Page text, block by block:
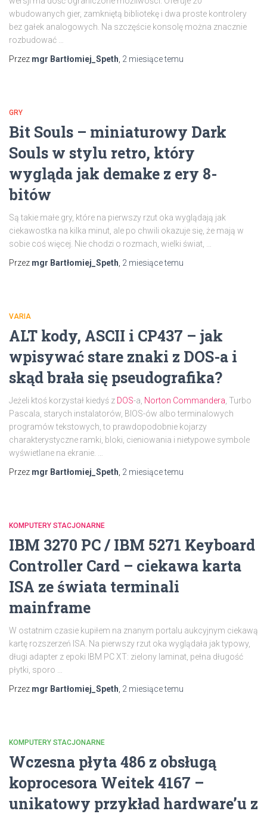
wbudowanych gier, zamkniętą bibliotekę i dwa proste kontrolery
bez gałek analogowych. Na szczęście konsolę można znacznie
rozbudować
Przez mgr Bartłomiej_Speth 2 miesiącetemu
GRY
Bit Souls – miniaturowy Dark
Souls w stylu retro, który
wygląda jak demake z ery 8-
bitów
Są takie małe gry, które na pierwszy rzut oka wyglądają jak
ciekawostka na kilka minut, ale po chwili okazuje się, że mają w
sobie coś więcej. Nie chodzi o rozmach, wielki świat,
Przez mgr Bartłomiej_Speth 2 miesiącetemu
VARIA
ALT kody, ASCII i CP437 – jak
wpisywać stare znaki z DOS-a i
skąd brała się pseudografika?
Jeżeli ktoś korzystał kiedyś z DOS-a, Norton Commandera , Turbo
Pascala, starych instalatorów, BIOS-ów albo terminalowych
programów tekstowych, to prawdopodobnie kojarzy
charakterystyczne ramki, bloki, cieniowania i nietypowe symbole
wyświetlane na ekranie.
Przez mgr Bartłomiej_Speth 2 miesiącetemu
KOMPUTERY STACJONARNE
IBM 3270 PC / IBM 5271 Keyboard
Controller Card – ciekawa karta
ISA ze świata terminali
mainframe
W ostatnim czasie kupiłem na znanym portalu aukcyjnym ciekawą
kartę rozszerzeń ISA. Na pierwszy rzut oka wyglądała jak typowy,
długi adapter z epoki IBM PC XT: zielony laminat, pełna długość
płytki, sporo
Przez mgr Bartłomiej_Speth 2 miesiącetemu
KOMPUTERY STACJONARNE
Wczesna płyta 486 z obsługą
koprocesora Weitek 4167 –
unikatowy przykład hardware’u z